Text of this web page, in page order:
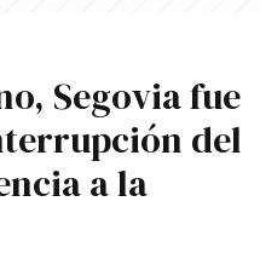
Segovia fue
del
a la